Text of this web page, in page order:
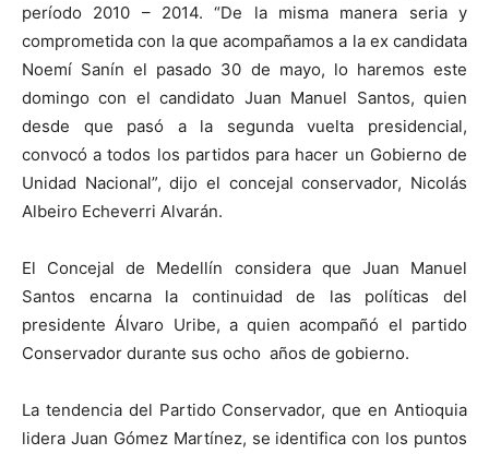
período 2010 – 2014.“De la misma manera seria y
comprometida con la que acompañamos a la ex candidata
Noemí Sanín el pasado 30 de mayo, lo haremos este
domingo con el candidato Juan Manuel Santos, quien
desde que pasó a la segunda vuelta presidencial,
convocó a todos los partidos para hacer un Gobierno de
Unidad Nacional”, dijo el concejal conservador, Nicolás
Albeiro Echeverri Alvarán.
El Concejal de Medellín considera que Juan Manuel
Santos encarna la continuidad de las políticas del
presidente Álvaro Uribe, a quien acompañó el partido
Conservador durante sus ocho años de gobierno.
La tendencia del Partido Conservador, que en Antioquia
lidera Juan Gómez Martínez, se identifica con los puntos